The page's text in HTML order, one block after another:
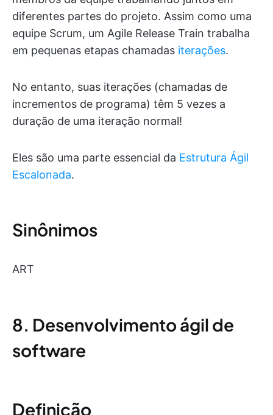
diferentes partes do projeto. Assim como uma
equipe Scrum, um Agile Release Train trabalha
em pequenas etapas chamadas iterações.
No entanto, suas iterações (chamadas de
incrementos de programa) têm 5 vezes a
duração de uma iteração normal!
Eles são uma parte essencial da Estrutura Ágil
Escalonada.
Sinônimos
ART
8. Desenvolvimento ágil de
software
Definição